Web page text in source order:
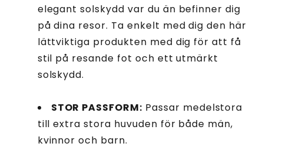
elegant solskydd var du än befinner dig
på dina resor. Ta enkelt med dig den här
lättviktiga produkten med dig för att få
stil på resande fot och ett utmärkt
solskydd.
STOR PASSFORM: Passar medelstora
till extra stora huvuden för både män,
kvinnor och barn.